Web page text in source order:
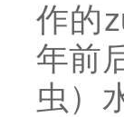
作的
年前
虫）